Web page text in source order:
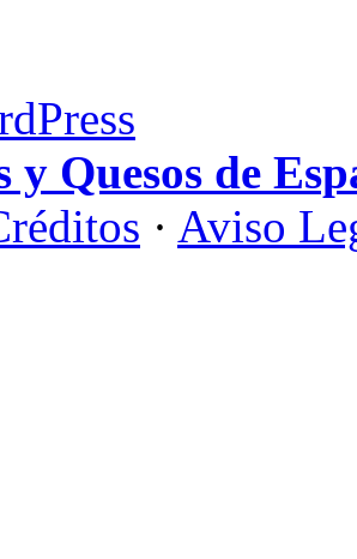
y Quesos de
· Aviso